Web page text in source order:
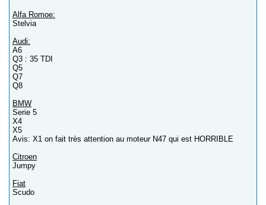
Alfa Romoe:
Stelvia
Audi:
A6
Q3 : 35 TDI
Q5
Q7
Q8
BMW
Serie 5
X4
X5
Avis: X1 on fait très attention au moteur N47 qui est HORRIBLE
Citroen
Jumpy
Fiat
Scudo